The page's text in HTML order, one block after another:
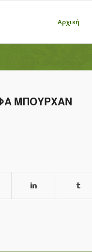
Αρχική
ΜΠΟΥΡΧΑΝ